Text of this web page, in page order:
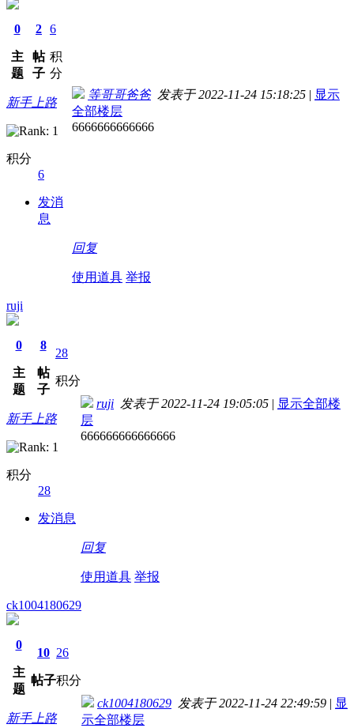
0
主
题
2
帖
子
6
积
分
新手上路
积分
6
发消
息
等哥哥爸爸发表于 2022-11-24 15:18:25 | 显示
全部楼层
6666666666666
回复
使用道具 举报
ruji
0
主
题
8
帖
子
28
积分
新手上路
积分
28
发消息
ruji 发表于 2022-11-24 19:05:05 | 显示全部楼
层
666666666666666
回复
使用道具 举报
ck1004180629
0
主
题
10
帖子
26
积分
新手上路
ck1004180629 发表于 2022-11-24 22:49:59 | 显
示全部楼层